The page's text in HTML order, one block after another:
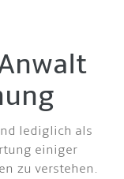
lediglich als
einiger
zu verstehen.